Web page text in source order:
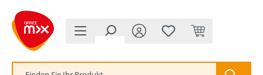
springen